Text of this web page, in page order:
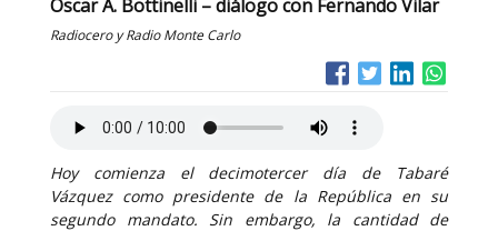
Oscar A. Bottinelli – diálogo con Fernando Vilar
Radiocero y Radio Monte Carlo
Hoy comienza el decimotercer día de Tabaré
Vázquez como presidente de la República en su
segundo mandato. Sin embargo, la cantidad de